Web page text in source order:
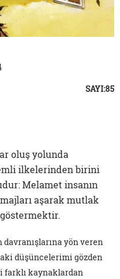
SAYI:85
oluş yolunda
ilkelerinden birini
Melamet insanın
aşarak mutlak
yön veren
düşüncelerimi gözden
farklı kaynaklardan